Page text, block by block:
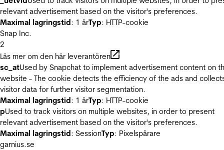
relevant advertisement based on the visitor's preferences.
Maximal lagringstid: 1 årTyp: HTTP-cookie
Snap Inc.
2
Läs mer om den här leverantören
sc_atUsed by Snapchat to implement advertisement content on
website - The cookie detects the efficiency of the ads and
visitor data for further visitor segmentation.
Maximal lagringstid: 1 årTyp: HTTP-cookie
pUsed to track visitors on multiple websites, in order to present
relevant advertisement based on the visitor's preferences.
Maximal lagringstid: SessionTyp: Pixelspårare
garnius.se